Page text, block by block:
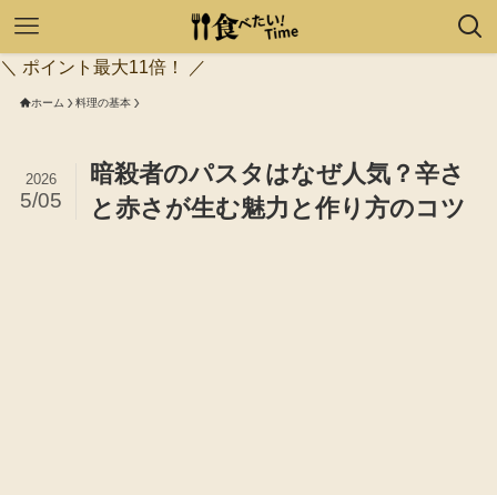
＼ ポイント最大11倍！ ／
ホーム 料理の基本
暗殺者のパスタはなぜ人気？辛さ
と赤さが生む魅力と作り方のコツ
2026
5/05